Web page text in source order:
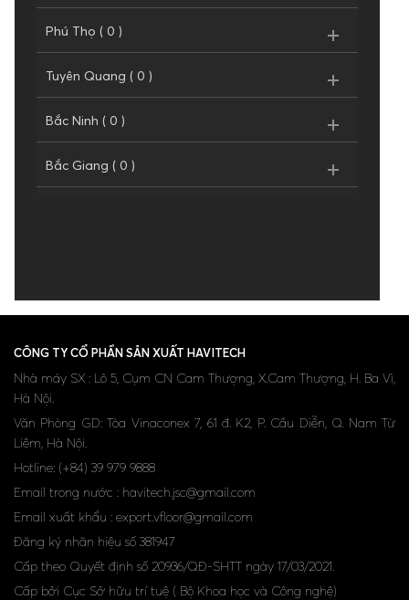
Phú Thọ ( 0 )
Tuyên Quang ( 0 )
Bắc Ninh ( 0 )
Bắc Giang ( 0 )
CÔNG TY CỔ PHẦN SẢN XUẤT HAVITECH
Nhà máy SX : Lô 5, Cụm CN Cam Thượng, X.Cam Thượng, H. Ba Vì,
Hà Nội.
Văn Phòng GD: Tòa Vinaconex 7, 61 đ. K2, P. Cầu Diễn, Q. Nam Từ
Liêm, Hà Nội.
Hotline: (+84) 39 979 9888
Email trong nước : havitech.jsc@gmail.com
Email xuất khẩu : export.vfloor@gmail.com
Đăng ký nhãn hiệu số 381947
Cấp theo Quyết định số 20936/QĐ-SHTT ngày 17/03/2021.
Cấp bởi Cục Sở hữu trí tuệ ( Bộ Khoa học và Công nghệ)